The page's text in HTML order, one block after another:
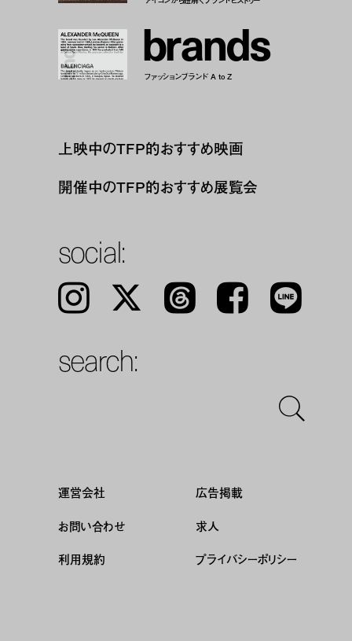
brands
ファッションブランド A to Z
上映中のTFP的おすすめ映画
開催中のTFP的おすすめ展覧会
social:
Instagram 𝕏 Threads Facebook LINE
search:
運営会社
広告掲載
お問い合わせ
求人
利用規約
プライバシーポリシー